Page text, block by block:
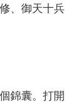
、御天十兵
錦囊。打開